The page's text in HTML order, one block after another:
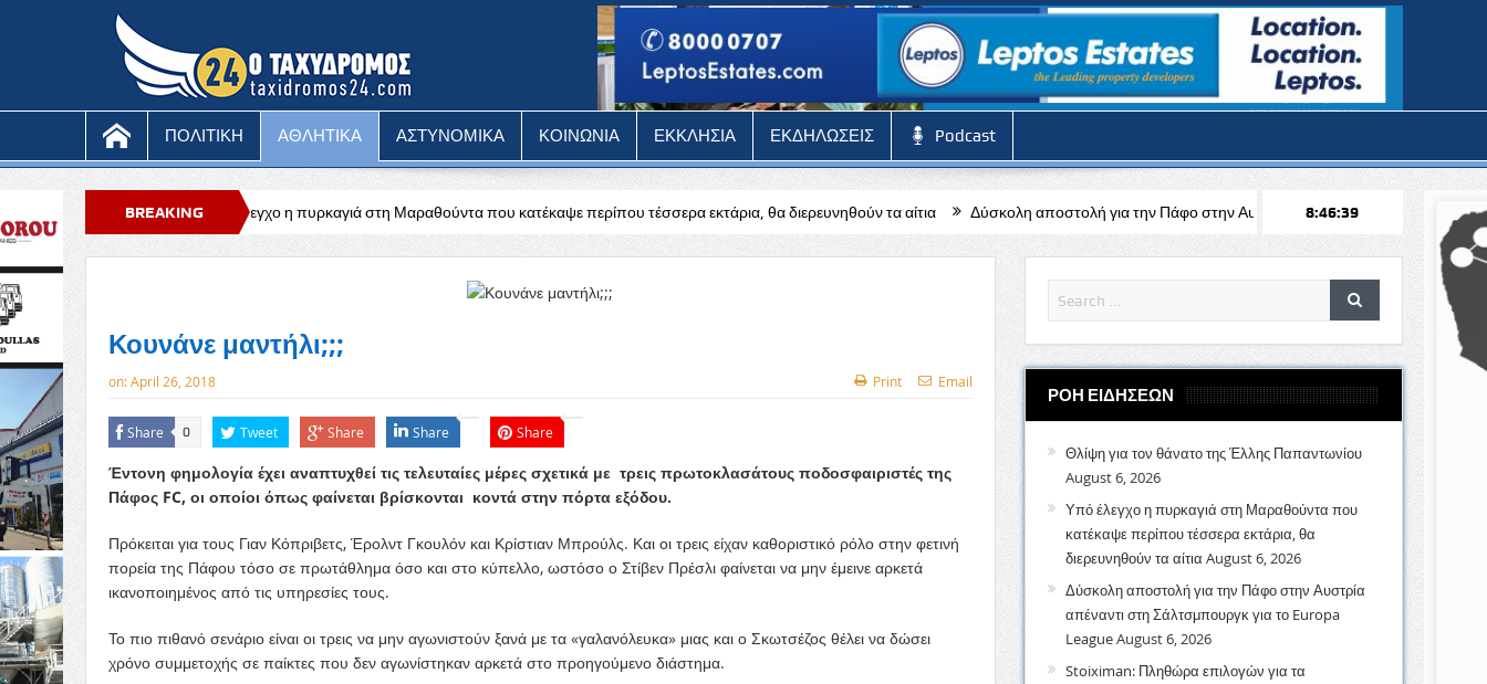
ΠΟΛΙΤΙΚΗ ΑΘΛΗΤΙΚΑ ΑΣΤΥΝΟΜΙΚΑ ΚΟΙΝΩΝΙΑ ΕΚΚΛΗΣΙΑ ΕΚΔΗΛΩΣΕΙΣ Podcast
BREAKING
NEWS
Υπό έλεγχο η πυρκαγιά στη Μαραθούντα που κατέκαψε περίπου τέσσερα εκτάρια, θα διερευνηθούν τα αίτια Δύσκολη αποστολή για την Πάφο στην Αυστρία απέναντι στη Σάλτσμπουργκ για το Europa
8:46:41
Κουνάνε μαντήλι;;;
on:April 26, 2018 Print Email
Share 0 Tweet Share Share Share
Έντονη φημολογία έχει αναπτυχθεί τις τελευταίες μέρες σχετικά με τρεις πρωτοκλασάτους ποδοσφαιριστές της
Πάφος FC, οι οποίοι όπως φαίνεται βρίσκονται κοντά στην πόρτα εξόδου.
Πρόκειται για τους Γιαν Κόπριβετς, Έρολντ Γκουλόν και Κρίστιαν Μπρούλς. Και οι τρεις είχαν καθοριστικό ρόλο στην φετινή
πορεία της Πάφου τόσο σε πρωτάθλημα όσο και στο κύπελλο, ωστόσο ο Στίβεν Πρέσλι φαίνεται να μην έμεινε αρκετά
ικανοποιημένος από τις υπηρεσίες τους.
Το πιο πιθανό σενάριο είναι οι τρεις να μην αγωνιστούν ξανά με τα «γαλανόλευκα» μιας και ο Σκωτσέζος θέλει να δώσει
χρόνο συμμετοχής σε παίκτες που δεν αγωνίστηκαν αρκετά στο προηγούμενο διάστημα.
ΡΟΗ ΕΙΔΗΣΕΩΝ
Θλίψη για τον θάνατο της Έλλης Παπαντωνίου
August 6, 2026
Υπό έλεγχο η πυρκαγιά στη Μαραθούντα που
κατέκαψε περίπου τέσσερα εκτάρια, θα
διερευνηθούν τα αίτια August 6, 2026
Δύσκολη αποστολή για την Πάφο στην Αυστρία
απέναντι στη Σάλτσμπουργκ για το Europa
LeagueAugust 6, 2026
Stoiximan: Πληθώρα επιλογών για τα